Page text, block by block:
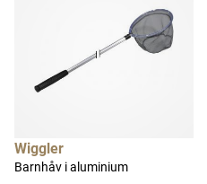
Wiggler
Barnhåv i aluminium